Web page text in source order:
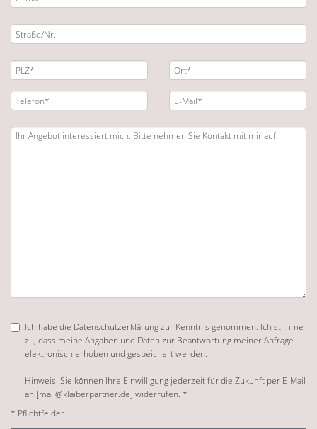
Ich habe die Datenschutzerklärungzur Kenntnis genommen. Ich stimme
zu, dass meine Angaben und Daten zur Beantwortung meiner Anfrage
elektronisch erhoben und gespeichert werden.
Hinweis: Sie können Ihre Einwilligung jederzeit für die Zukunft per E-Mail
an [mail@klaiberpartner.de] widerrufen. *
* Pflichtfelder